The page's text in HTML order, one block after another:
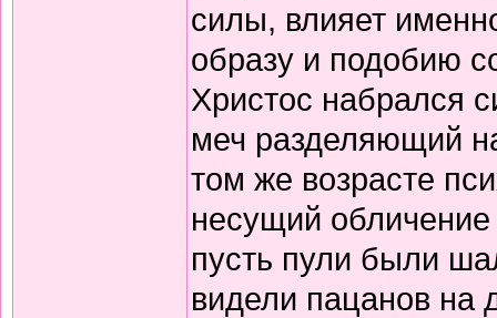
силы, влияет
образу и подобию
Христос набрался
меч разделяющий
том же возрасте
несущий обличение
пусть пули были
видели пацанов на